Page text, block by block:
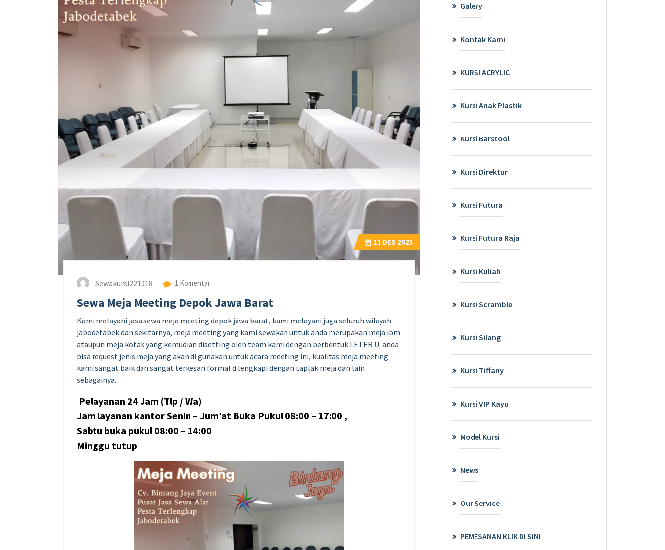
11 DES 2023
Sewakursi221018 1 Komentar
Sewa Meja Meeting Depok Jawa Barat
Kami melayani jasa sewa meja meeting depok jawa barat, kami melayani juga seluruh wilayah
jabodetabek dan sekitarnya, meja meeting yang kami sewakan untuk anda merupakan meja ibm
ataupun meja kotak yang kemudian disetting oleh team kami dengan berbentuk LETER U, anda
bisa request jenis meja yang akan di gunakan untuk acara meeting ini, kualitas meja meeting
kami sangat baik dan sangat terkesan formal dilengkapi dengan taplak meja dan lain
sebagainya.
Pelayanan 24 Jam (Tlp / Wa)
Jam layanan kantor Senin – Jum’at Buka Pukul 08:00 – 17:00 ,
Sabtu buka pukul 08:00 – 14:00
Minggu tutup
Galery
Kontak Kami
KURSI ACRYLIC
Kursi Anak Plastik
Kursi Barstool
Kursi Direktur
Kursi Futura
Kursi Futura Raja
Kursi Kuliah
Kursi Scramble
Kursi Silang
Kursi Tiffany
Kursi VIP Kayu
Model Kursi
News
Our Service
PEMESANAN KLIK DI SINI